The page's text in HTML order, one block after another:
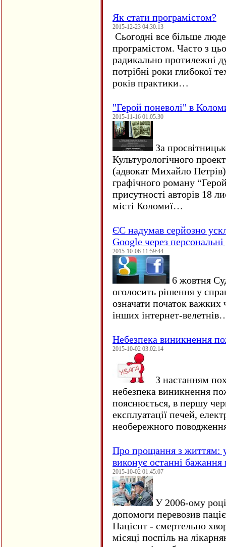
Як стати програмістом?
2015-12-23 04:30:13
Сьогодні все більше
програмістом. Часто з
радикально протилежні
потрібні роки глибокої
років практики…
"Герой поневолі" в
2015-11-16 01:05:30
За
Культурологічного
(адвокат Михайло
графічного роману
присутності авторів 18
місті Коломиї…
ЄC надумав серйозно
Google через персональні
2015-10-06 11:59:44
6 жовтня
оголосить рішення у
означати початок важких
інших інтернет-
Небезпека виникнення
2015-10-02 03:02:14
З настанням
небезпека виникнення
пояснюється, в першу
експлуатації печей,
необережного
Про прощання з життям:
виконує останні
2015-10-02 01:45:07
У 2006-ому
допомоги перевозив
Пацієнт - смертельно
місяці поспіль на